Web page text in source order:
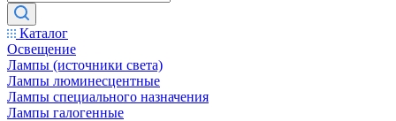
Каталог
Освещение
Лампы (источники света)
Лампы люминесцентные
Лампы специального назначения
Лампы галогенные